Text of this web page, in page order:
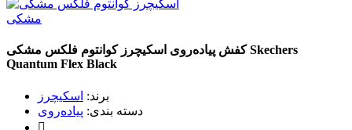
مشکی
کفش پیاده‌روی اسکیچرز کوانتوم فلکس مشکی
Skechers
Quantum Flex Black
برند: اسکیچرز
دسته بندی: پیاده‌روی